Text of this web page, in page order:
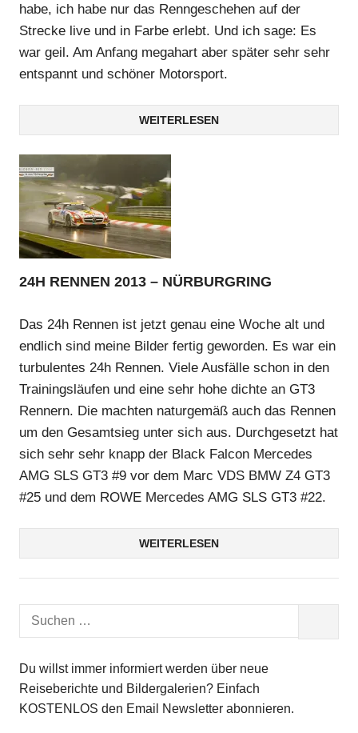
habe, ich habe nur das Renngeschehen auf der
Strecke live und in Farbe erlebt. Und ich sage: Es
war geil. Am Anfang megahart aber später sehr sehr
entspannt und schöner Motorsport.
WEITERLESEN
24H RENNEN 2013 – NÜRBURGRING
Das 24h Rennen ist jetzt genau eine Woche alt und
endlich sind meine Bilder fertig geworden. Es war ein
turbulentes 24h Rennen. Viele Ausfälle schon in den
Trainingsläufen und eine sehr hohe dichte an GT3
Rennern. Die machten naturgemäß auch das Rennen
um den Gesamtsieg unter sich aus. Durchgesetzt hat
sich sehr sehr knapp der Black Falcon Mercedes
AMG SLS GT3 #9 vor dem Marc VDS BMW Z4 GT3
#25 und dem ROWE Mercedes AMG SLS GT3 #22.
WEITERLESEN
Suchen
Du willst immer informiert werden über neue
Reiseberichte und Bildergalerien? Einfach
KOSTENLOS den Email Newsletter abonnieren.